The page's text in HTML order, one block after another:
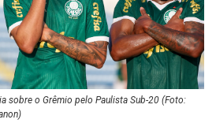
sobre o Grêmio pelo Paulista Sub-20 (Foto: